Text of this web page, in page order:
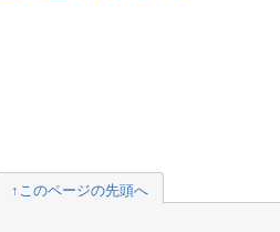
↑このページの先頭へ